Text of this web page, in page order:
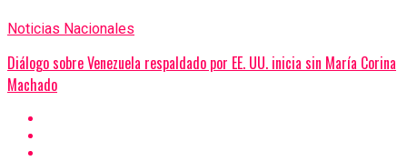
Noticias Nacionales
Diálogo sobre Venezuela respaldado por EE. UU. inicia sin María Corina
Machado